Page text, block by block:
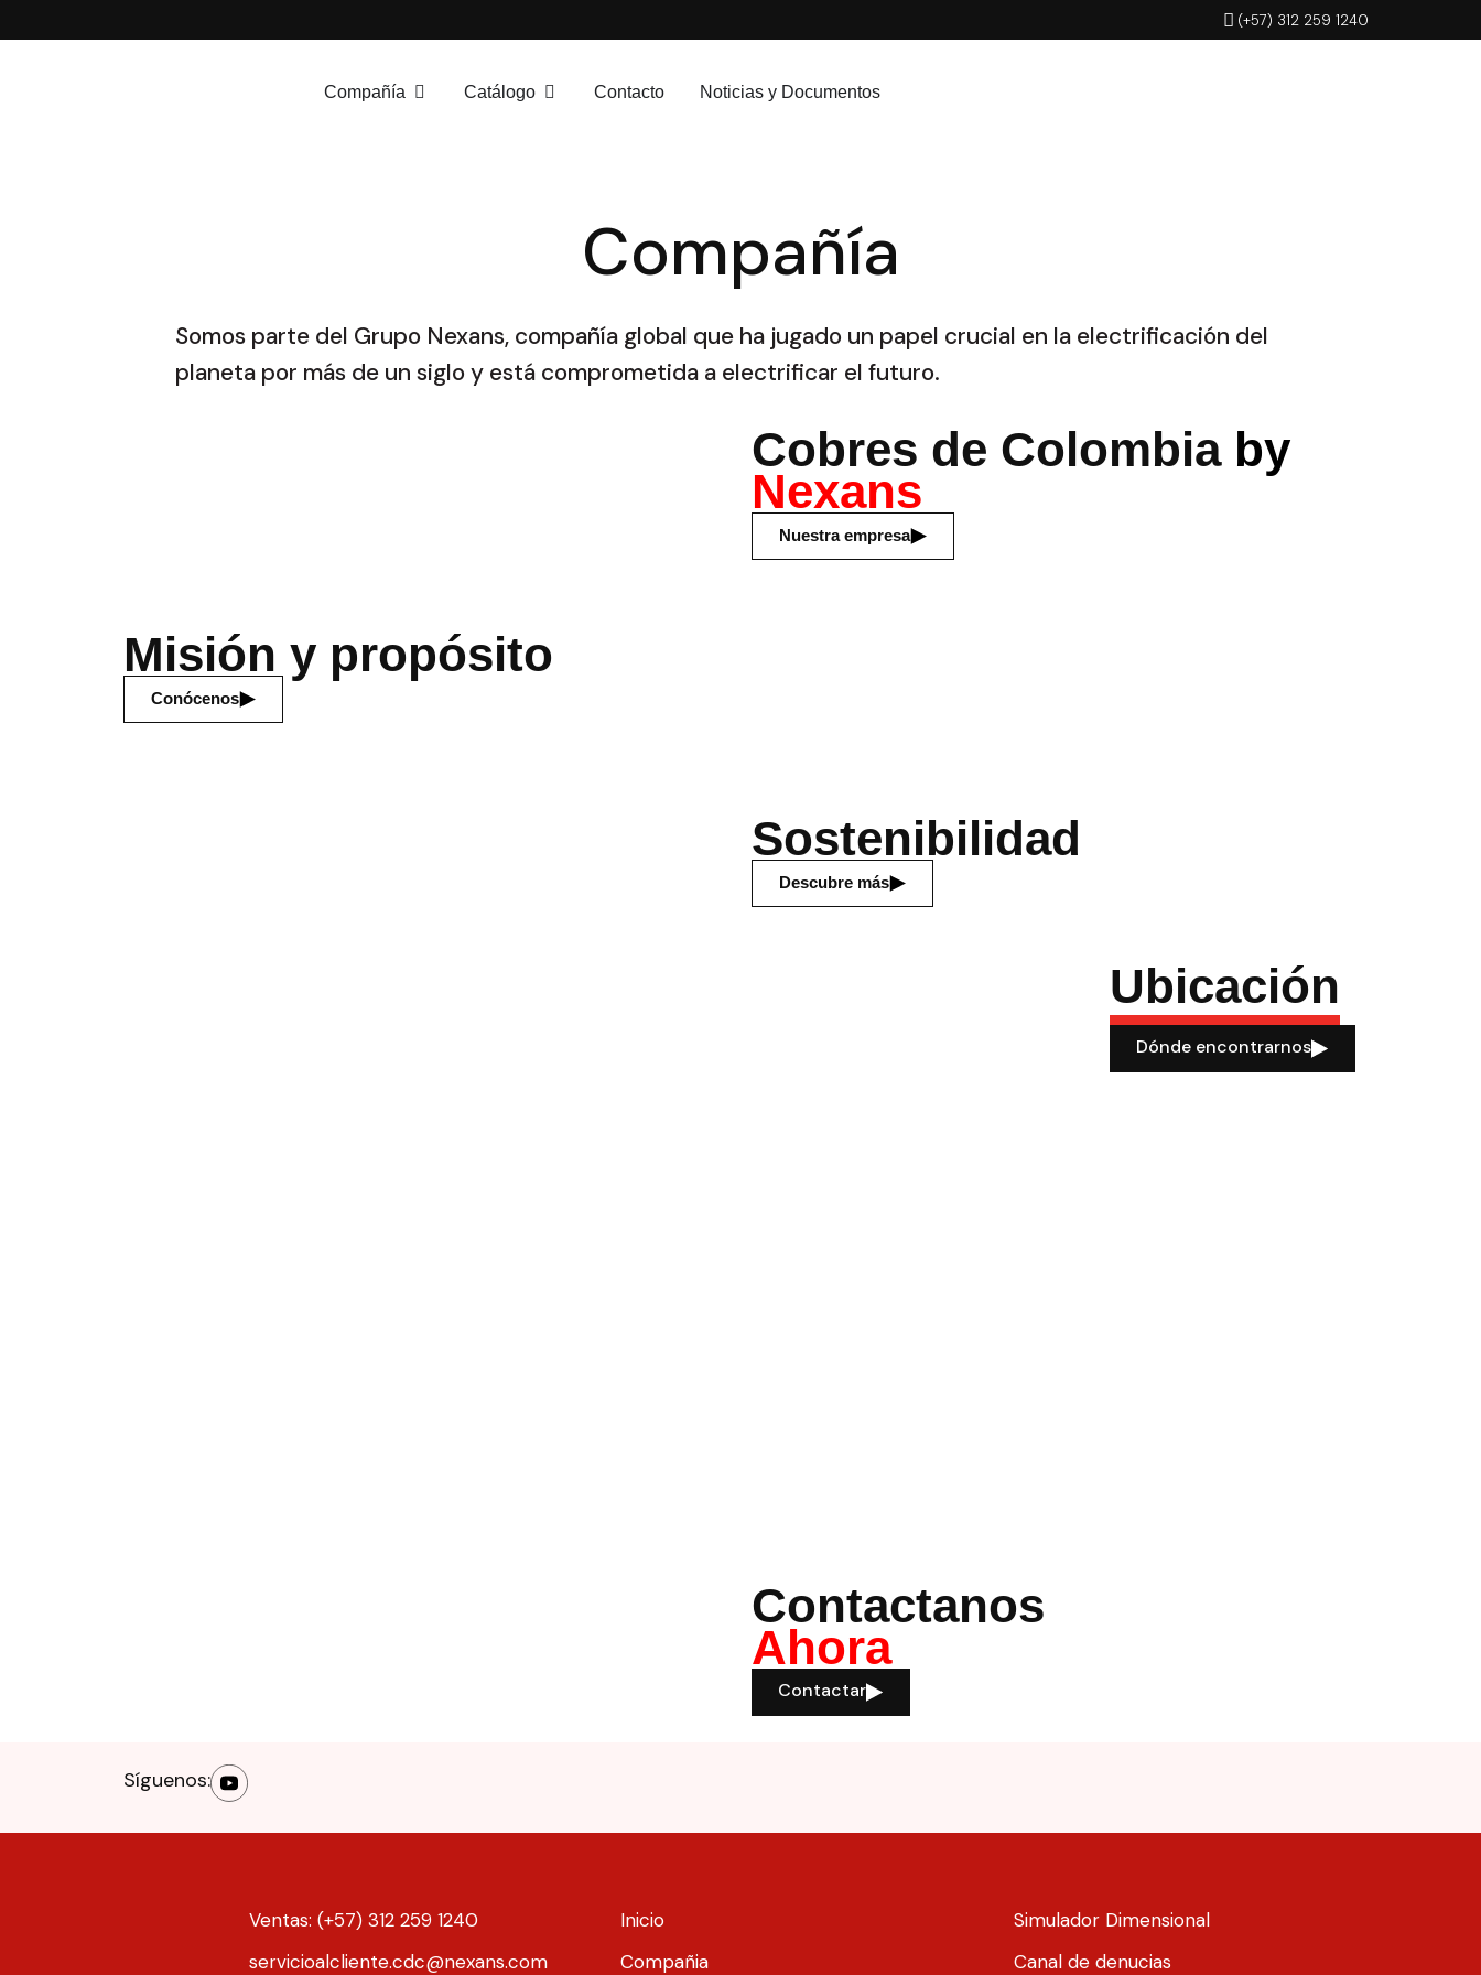
(+57) 312 259 1240
Compañía Catálogo Contacto Noticias y Documentos
Compañía
Somos parte del Grupo Nexans, compañía global que ha jugado un papel crucial en la electrificación del
planeta por más de un siglo y está comprometida a electrificar el futuro.
Cobres de Colombiaby
Nexans
Nuestra empresa
Misión y propósito
Conócenos
Sostenibilidad
Descubre más
Ubicación
Dónde encontrarnos
Contactanos
Ahora
Contactar
Síguenos:
Ventas: (+57) 312 259 1240
servicioalcliente.cdc@nexans.com
Inicio
Compañia
Simulador Dimensional
Canal de denucias